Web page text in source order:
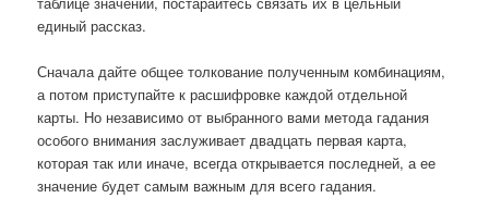
единый рассказ.
Сначала дайте общее толкование полученным комбинациям,
а потом приступайте к расшифровке каждой отдельной
карты. Но независимо от выбранного вами метода гадания
особого внимания заслуживает двадцать первая карта,
которая так или иначе, всегда открывается последней, а ее
значение будет самым важным для всего гадания.